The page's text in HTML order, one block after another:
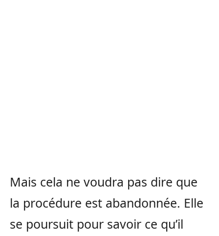
Mais cela ne voudra pas dire que
la procédure est abandonnée. Elle
se poursuit pour savoir ce qu’il